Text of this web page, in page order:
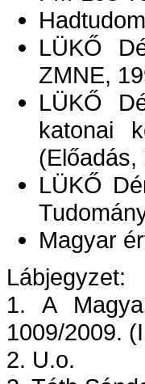
LÜKŐ
ZMNE,
LÜKŐ
katonai
(Előadás,
LÜKŐ
Magyar
Lábjegyzet:
1. A
1009/2009.
2. U.o.